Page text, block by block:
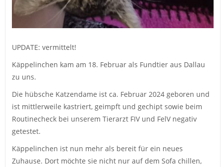
UPDATE: vermittelt!
Käppelinchen kam am 18. Februar als Fundtier aus Dallau
zu uns.
Die hübsche Katzendame ist ca. Februar 2024 geboren und
ist mittlerweile kastriert, geimpft und gechipt sowie beim
Routinecheck bei unserem Tierarzt FIV und FelV negativ
getestet.
Käppelinchen ist nun mehr als bereit für ein neues
Zuhause. Dort möchte sie nicht nur auf dem Sofa chillen,